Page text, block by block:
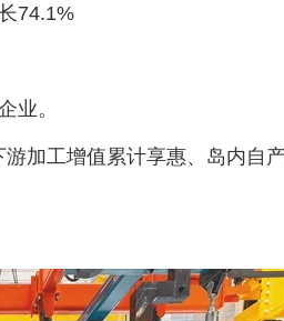
74.1%
业。
加工增值累计享惠、岛内自